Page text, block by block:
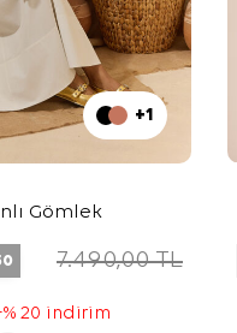
+1
Gömlek
7.490,00TL
20 indirim